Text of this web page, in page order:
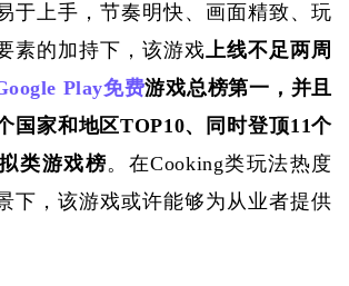
于上手，节奏明快、画面精致、玩
素的加持下，该游戏上线不足两周
Play免费游戏总榜第一，并且
国家和地区TOP10、同时登顶11个
类游戏榜。在Cooking类玩法热度
下，该游戏或许能够为从业者提供